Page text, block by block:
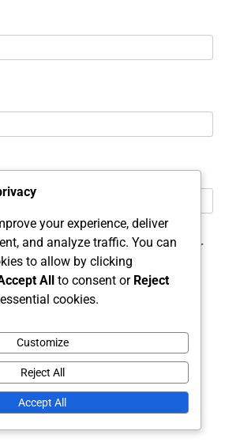
and website in this browser for
your experience, deliver
and analyze traffic. You can
to allow by clicking
All to consent or Reject
cookies.
Customize
Reject All
Accept All